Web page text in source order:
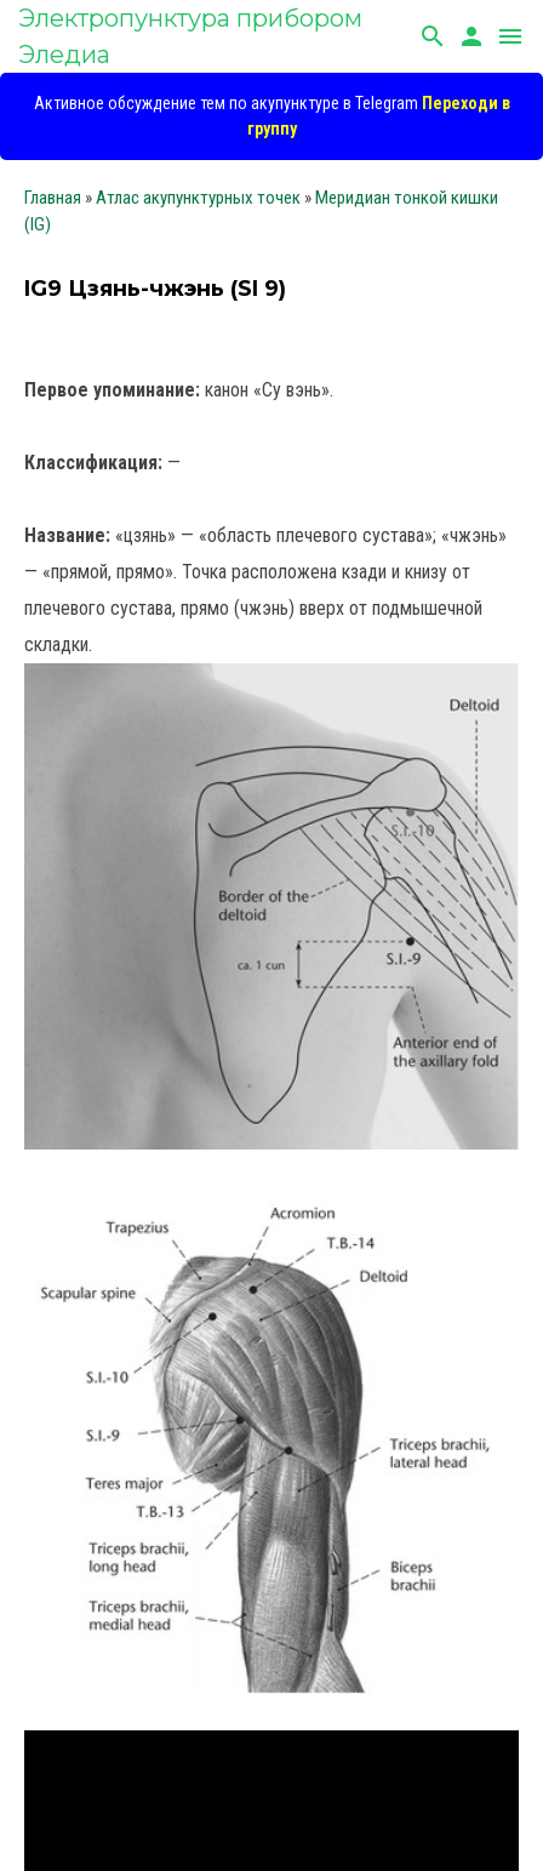
Электропунктура прибором
Эледиа
search person menu
Активное обсуждение тем по акупунктуре в Telegram Переходи в
группу
Главная »Атлас акупунктурных точек »Меридиан тонкой кишки
(IG)
IG9 Цзянь-чжэнь (SI 9)
Первое упоминание: канон «Су вэнь».
Классификация: —
Название: «цзянь» — «область плечевого сустава»; «чжэнь»
— «прямой, прямо». Точка расположена кзади и книзу от
плечевого сустава, прямо (чжэнь) вверх от подмышечной
складки.